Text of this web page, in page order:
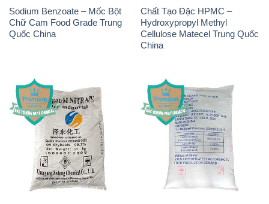
Sodium Benzoate – Mốc Bột
Chữ Cam Food Grade Trung
Quốc China
Chất Tạo Đặc HPMC –
Hydroxypropyl Methyl
Cellulose Matecel Trung Quốc
China